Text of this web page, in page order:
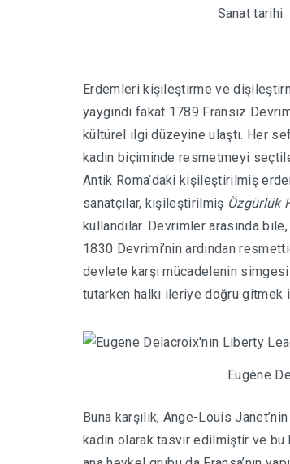
Erdemleri kişileştirme ve
yaygındı fakat 1789 Fransız
kültürel ilgi düzeyine ulaştı. Her
kadın biçiminde resmetmeyi
Antik Roma’daki kişileştirilmiş
sanatçılar, kişileştirilmiş Özgürlük
kullandılar. Devrimler arasında
1830 Devrimi’nin ardından
devlete karşı mücadelenin simgesi
tutarken halkı ileriye doğru gitmek
Eugène
Buna karşılık, Ange-Louis
kadın olarak tasvir edilmiştir ve